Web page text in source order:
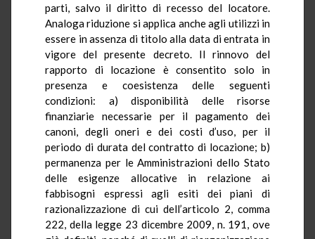
parti, salvo il diritto di recesso del locatore.
Analoga riduzione si applica anche agli utilizzi in
essere in assenza di titolo alla data di entrata in
vigore del presente decreto. Il rinnovo del
rapporto di locazione è consentito solo in
presenza e coesistenza delle seguenti
condizioni: a) disponibilità delle risorse
finanziarie necessarie per il pagamento dei
canoni, degli oneri e dei costi d’uso, per il
periodo di durata del contratto di locazione; b)
permanenza per le Amministrazioni dello Stato
delle esigenze allocative in relazione ai
fabbisogni espressi agli esiti dei piani di
razionalizzazione di cui dell’articolo 2, comma
222, della legge 23 dicembre 2009, n. 191, ove